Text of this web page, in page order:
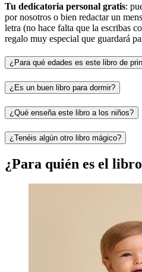
Tu dedicatoria personal gratis:
por nosotros o bien redactar un
letra (no hace falta que la escribas
regalo muy especial que guardará
¿Para qué edades es este libro de
¿Es un buen libro para dormir?
¿Qué enseña este libro a los niños?
¿Tenéis algún otro libro mágico?
¿Para quién es el